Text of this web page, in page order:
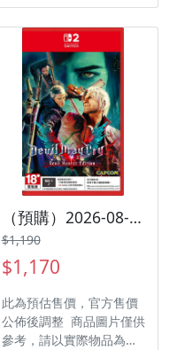
類型：角色扮演 遊玩人
數： 1 人 作品分級：輔
15 級 製作廠商：
Monolith Soft 發行廠
商：Nintendo
（預購）2026-08-28 NS2 惡魔獵人 5 終極版 中文版
$1,190
$1,170
此為預估售價，官方售價
公佈後調整 商品圖片僅供
參考，請以實際物品為主